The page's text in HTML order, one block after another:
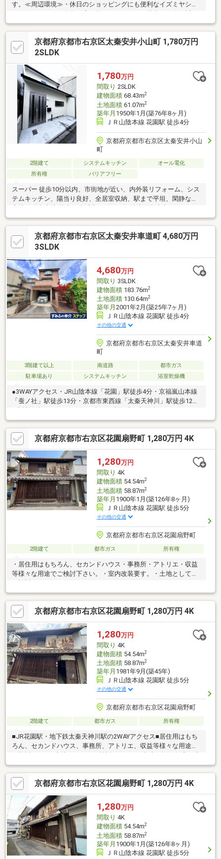
す。≪周辺環境≫・休日のショッピングにも便利なイズミヤショ
にあると嬉しいセブンイレブン京都馬代一条店（約６５０ｍ）ま
で徒歩９分・徒歩１０分のココカラファインプラスイズミヤ白梅
町店（約８００ｍ）は夜８時まで営業中！・京都竜安寺郵便局
（約６００ｍ）まで徒歩８分▽ 住宅ローンや諸経費等どんなこと
京都府京都市右京区太秦安井小山町 1,780万円
2SLDK
1,780万円
間取り 2SLDK
建物面積68.43m2
土地面積61.07m2
築年月 1950年1月(築76年8ヶ月)
ＪＲ山陰本線 花園駅 徒歩4分
京都府京都市右京区太秦安井小山
町
2階建て システムキッチン
オール電化
所有権
バリアフリー
スーパー 徒歩10分以内、市街地が近い、内外装リフォーム、シス
テムキッチン、陽当り良好、全居室収納、駅まで平坦、閑静な住
リー、２階建、複層ガラス、オートバス、温水洗浄便座、南庭、
床下収納、浴室に窓、ＴＶモニタ付インターホン、節水型トイ
レ、都市近郊、通風良好、全居室フローリング、全居室６畳以
上、ＩＨクッキングヒーター、オーナーチェンジ、リビング階
京都府京都市右京区太秦安井車道町 4,680万円
3SLDK
4,680万円
間取り 3SLDK
建物面積183.76m2
土地面積130.64m2
築年月 2001年2月(築25年7ヶ月)
ＪＲ山陰本線 花園駅 徒歩4分
その他の交通
京都府京都市右京区太秦安井車道
町
3階建て以上 南道路
都市ガス
駐車場あり
システムキッチン 浴室乾燥機
●3WAYアクセス・JR山陰本線「花園」駅徒歩4分・京福嵐山本線
「蚕ノ社」駅徒歩13分・京都市東西線「太秦天神川」駅徒歩12分
（55.58坪） ●用途地域：第一種住居地域（建ぺい率：60％ 容
積率：192％）●南向きにつき陽当たり、通風、眺望良好
京都府京都市右京区花園扇野町 1,280万円 4K
1,280万円
間取り 4K
建物面積54.54m2
土地面積58.87m2
築年月 1900年1月(築126年8ヶ月)
ＪＲ山陰本線 花園駅 徒歩5分
その他の交通
京都府京都市右京区花園扇野町
2階建て 都市ガス 所有権
・居住用はもちろん、セカンドハウス・事務所・アトリエ・収益
等様々な用途でご検討下さい。・室内改装要す。・土地としても
京都府京都市右京区花園扇野町 1,280万円 4K
1,280万円
間取り 4K
建物面積54.54m2
土地面積58.87m2
築年月 1981年9月(築45年)
ＪＲ山陰本線 花園駅 徒歩5分
その他の交通
京都府京都市右京区花園扇野町
2階建て 都市ガス 所有権
■JR花園駅・地下鉄太秦天神川駅の2WAYアクセス■居住用はもち
ろん、セカンドハウス、事務所、アトリエ、収益等様々な用途で
る一戸建て住宅※有効土地面積：56.27平米（17.02坪）※増築未登
記部分有：2階約8平米、便所約1.65平米※現状有姿取引※売主の契
約不適合責任免責※室内改装要す※築不詳※二階和室雨漏れ有
京都府京都市右京区花園扇野町 1,280万円 4K
1,280万円
間取り 4K
建物面積54.54m2
土地面積58.87m2
築年月 1900年1月(築126年8ヶ月)
ＪＲ山陰本線 花園駅 徒歩5分